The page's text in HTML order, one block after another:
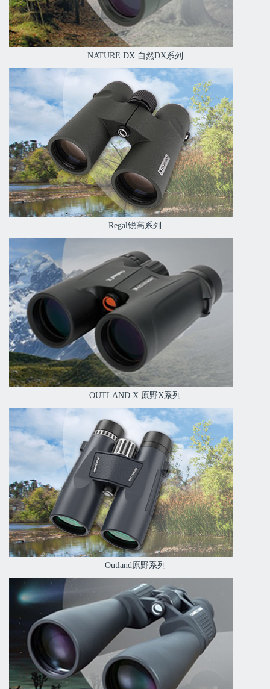
NATURE DX 自然DX系列
Regal锐高系列
OUTLAND X 原野X系列
Outland原野系列